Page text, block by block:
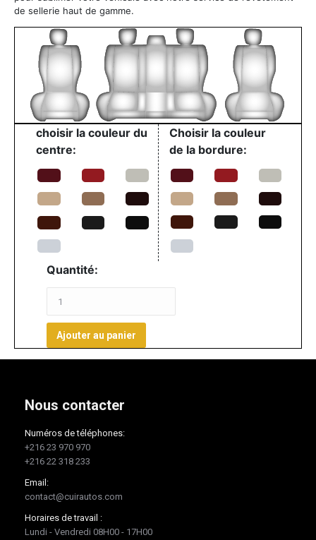
de sellerie haut de gamme.
choisir la couleur du
centre:
Choisir la couleur
de la bordure:
Quantité:
Ajouter au panier
Nous contacter
Numéros de téléphones:
+216 23 970 970
+216 22 318 233
Email:
contact@cuirautos.com
Horaires de travail :
Lundi - Vendredi 08H00 - 17H00